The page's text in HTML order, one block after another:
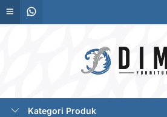
Kategori Produk